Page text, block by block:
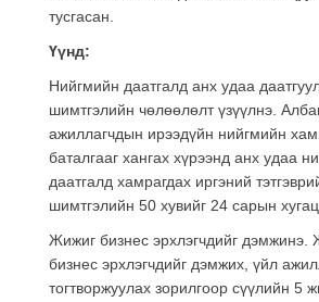
тусгасан.
Үүнд:
Нийгмийн даатгалд анх удаа
шимтгэлийн чөлөөлөлт үзүүлнэ.
ажиллагчдын ирээдүйн нийгмийн
баталгааг хангах хүрээнд анх удаа
даатгалд хамрагдах иргэний
шимтгэлийн 50 хувийг 24 сарын
Жижиг бизнес эрхлэгчдийг дэмжинэ.
бизнес эрхлэгчдийг дэмжих, үйл
тогтворжуулах зорилгоор сүүлийн 5